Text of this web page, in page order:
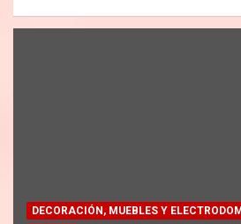
DECORACIÓN, MUEBLES Y